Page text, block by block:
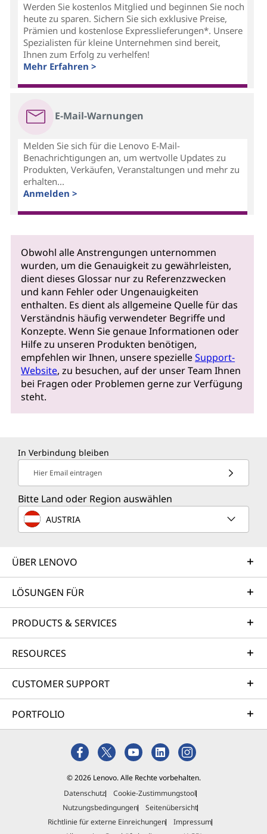
Werden Sie kostenlos Mitglied und beginnen Sie noch
heute zu sparen. Sichern Sie sich exklusive Preise,
Prämien und kostenlose Expresslieferungen*. Unsere
Spezialisten für kleine Unternehmen sind bereit,
Ihnen zum Erfolg zu verhelfen!
Mehr Erfahren >
E-Mail-Warnungen
Melden Sie sich für die Lenovo E-Mail-
Benachrichtigungen an, um wertvolle Updates zu
Produkten, Verkäufen, Veranstaltungen und mehr zu
erhalten...
Anmelden >
Obwohl alle Anstrengungen unternommen
wurden, um die Genauigkeit zu gewährleisten,
dient dieses Glossar nur zu Referenzzwecken
und kann Fehler oder Ungenauigkeiten
enthalten. Es dient als allgemeine Quelle für das
Verständnis häufig verwendeter Begriffe und
Konzepte. Wenn Sie genaue Informationen oder
Hilfe zu unseren Produkten benötigen,
empfehlen wir Ihnen, unsere spezielleSupport-
Website, zu besuchen, auf der unser Team Ihnen
bei Fragen oder Problemen gerne zur Verfügung
steht.
In Verbindung bleiben
Hier Email eintragen
Bitte Land oder Region auswählen
AUSTRIA
ÜBER LENOVO
LÖSUNGEN FÜR
PRODUCTS & SERVICES
RESOURCES
CUSTOMER SUPPORT
PORTFOLIO
© 2026 Lenovo. Alle Rechte vorbehalten.
Datenschutz
Cookie-Zustimmungstool
Nutzungsbedingungen
Seitenübersicht
Richtlinie für externe Einreichungen
Impressum